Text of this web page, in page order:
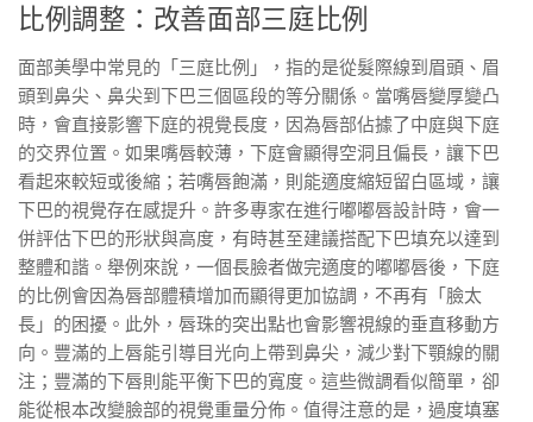
比例調整：改善面部三庭比例
面部美學中常見的「三庭比例」，指的是從髮際線到眉頭、眉
頭到鼻尖、鼻尖到下巴三個區段的等分關係。當嘴唇變厚變凸
時，會直接影響下庭的視覺長度，因為唇部佔據了中庭與下庭
的交界位置。如果嘴唇較薄，下庭會顯得空洞且偏長，讓下巴
看起來較短或後縮；若嘴唇飽滿，則能適度縮短留白區域，讓
下巴的視覺存在感提升。許多專家在進行嘟嘟唇設計時，會一
併評估下巴的形狀與高度，有時甚至建議搭配下巴填充以達到
整體和諧。舉例來說，一個長臉者做完適度的嘟嘟唇後，下庭
的比例會因為唇部體積增加而顯得更加協調，不再有「臉太
長」的困擾。此外，唇珠的突出點也會影響視線的垂直移動方
向。豐滿的上唇能引導目光向上帶到鼻尖，減少對下顎線的關
注；豐滿的下唇則能平衡下巴的寬度。這些微調看似簡單，卻
能從根本改變臉部的視覺重量分佈。值得注意的是，過度填塞